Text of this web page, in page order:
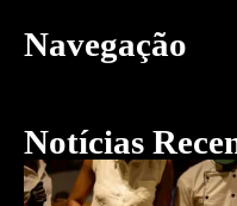
Navegação
Notícias